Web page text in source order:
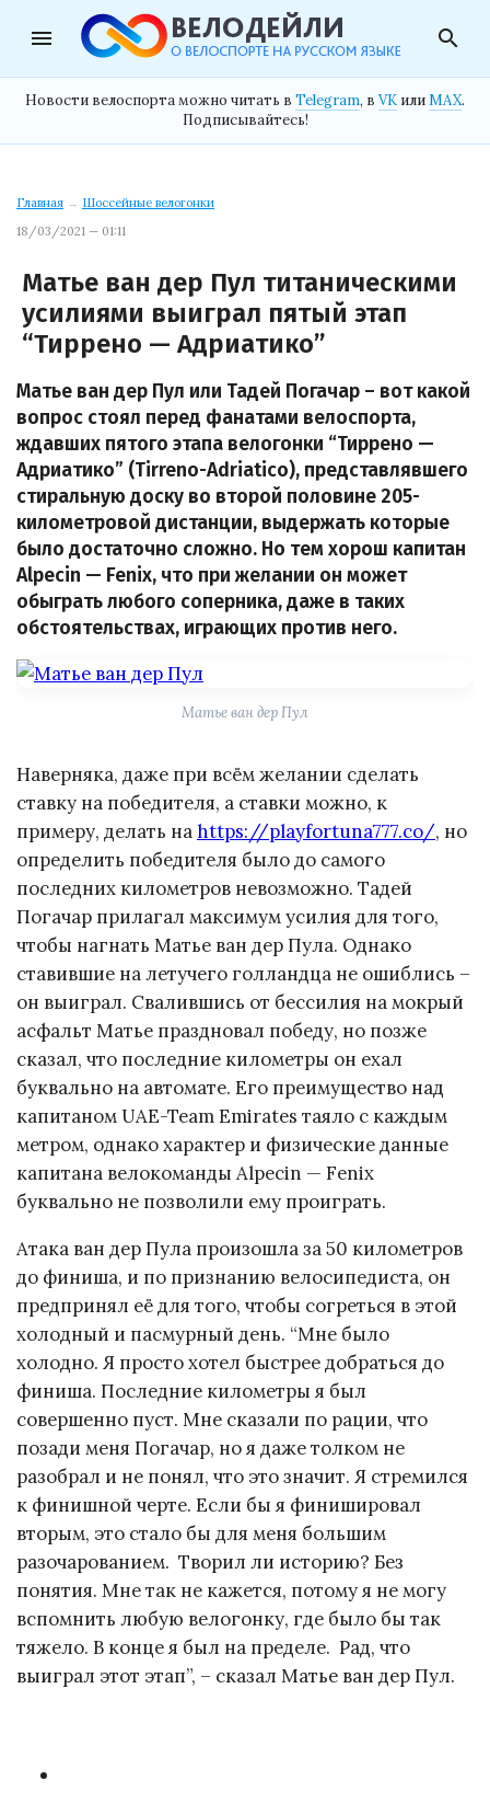
menu search
Новости велоспорта можно читать в Telegram, в VK илиMAX.
Подписывайтесь!
Главная → Шоссейные велогонки
18/03/2021 — 01:11
Матье ван дер Пул титаническими
усилиями выиграл пятый этап
“Тиррено — Адриатико”
Матье ван дер Пул или Тадей Погачар – вот какой
вопрос стоял перед фанатами велоспорта,
ждавших пятого этапа велогонки “Тиррено —
Адриатико” (Tirreno-Adriatico), представлявшего
стиральную доску во второй половине 205-
километровой дистанции, выдержать которые
было достаточно сложно. Но тем хорош капитан
Alpecin — Fenix, что при желании он может
обыграть любого соперника, даже в таких
обстоятельствах, играющих против него.
Матье ван дер Пул
Наверняка, даже при всём желании сделать
ставку на победителя, а ставки можно, к
примеру, делать наhttps://playfortuna777.co/, но
определить победителя было до самого
последних километров невозможно. Тадей
Погачар прилагал максимум усилия для того,
чтобы нагнать Матье ван дер Пула. Однако
ставившие на летучего голландца не ошиблись –
он выиграл. Свалившись от бессилия на мокрый
асфальт Матье праздновал победу, но позже
сказал, что последние километры он ехал
буквально на автомате. Его преимущество над
капитаном UAE-Team Emirates таяло с каждым
метром, однако характер и физические данные
капитана велокоманды Alpecin — Fenix
буквально не позволили ему проиграть.
Атака ван дер Пула произошла за 50 километров
до финиша, и по признанию велосипедиста, он
предпринял её для того, чтобы согреться в этой
холодный и пасмурный день. “Мне было
холодно. Я просто хотел быстрее добраться до
финиша. Последние километры я был
совершенно пуст. Мне сказали по рации, что
позади меня Погачар, но я даже толком не
разобрал и не понял, что это значит. Я стремился
к финишной черте. Если бы я финишировал
вторым, это стало бы для меня большим
разочарованием. Творил ли историю? Без
понятия. Мне так не кажется, потому я не могу
вспомнить любую велогонку, где было бы так
тяжело. В конце я был на пределе. Рад, что
выиграл этот этап”, – сказал Матье ван дер Пул.